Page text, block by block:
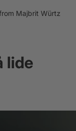
Majbrit Würtz
lide